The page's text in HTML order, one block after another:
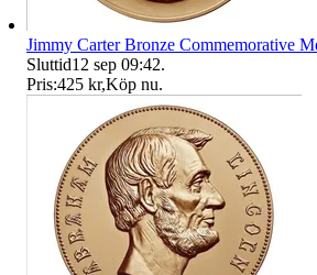
Jimmy Carter Bronze Commemorative
Sluttid12 sep 09:42.
Pris:425 kr,Köp nu.